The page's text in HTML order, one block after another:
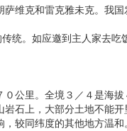
维克和雷克雅未克。我国
统。如应邀到主人家去吃
公里。全境３／４是海拔
石上，大部分土地不能
较同纬度的其他地方温和